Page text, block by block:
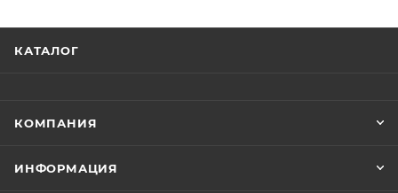
КАТАЛОГ
КОМПАНИЯ
ИНФОРМАЦИЯ